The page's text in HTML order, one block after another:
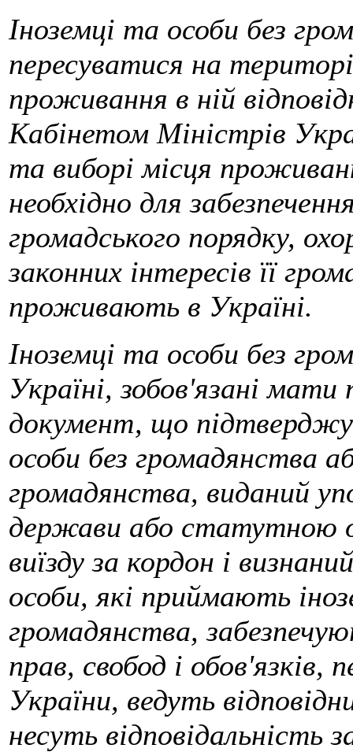
Іноземці та особи без
пересуватися на
проживання в ній
Кабінетом Міністрів
та виборі місця
необхідно для
громадського порядку,
законних інтересів її
проживають в Україні.
Іноземці та особи без
Україні, зобов'язані
документ, що
особи без громадянства
громадянства, виданий
держави або статутною
виїзду за кордон і
особи, які приймають
громадянства,
прав, свобод і обов'язків,
України, ведуть
несуть відповідальність